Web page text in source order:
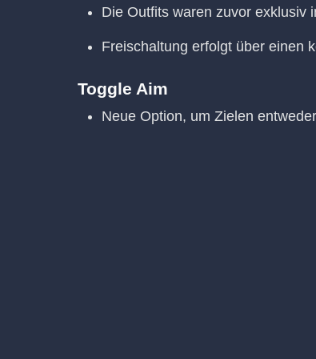
Die Outfits waren zuvor exklusiv
Freischaltung erfolgt über einen
Toggle Aim
Neue Option, um Zielen